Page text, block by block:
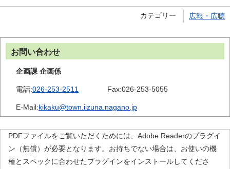
カテゴリー 広報・広聴
お問い合わせ
企画課 企画係
電話:026-253-2511 Fax:026-253-5055
E-Mail:kikaku@town.iizuna.nagano.jp
PDFファイルをご覧いただくためには、Adobe Readerのプラグイ
ン（無償）が必要となります。お持ちでない場合は、お使いの機
種とスペックに合わせたプラグインをインストールしてくださ